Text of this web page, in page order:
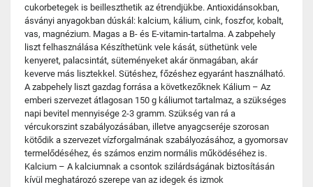
cukorbetegek is beilleszthetik az étrendjükbe. Antioxidánsokban,
ásványi anyagokban dúskál: kalcium, kálium, cink, foszfor, kobalt,
vas, magnézium. Magas a B- és E-vitamin-tartalma. A zabpehely
liszt felhasználása Készíthetünk vele kását, süthetünk vele
kenyeret, palacsintát, süteményeket akár önmagában, akár
keverve más lisztekkel. Sütéshez, főzéshez egyaránt használható.
A zabpehely liszt gazdag forrása a következőknek Kálium – Az
emberi szervezet átlagosan 150 g káliumot tartalmaz, a szükséges
napi bevitel mennyisége 2-3 gramm. Szükség van rá a
vércukorszint szabályozásában, illetve anyagcseréje szorosan
kötődik a szervezet vízforgalmának szabályozásához, a gyomorsav
termelődéséhez, és számos enzim normális működéséhez is.
Kalcium – A kalciumnak a csontok szilárdságának biztosításán
kívül meghatározó szerepe van az idegek és izmok